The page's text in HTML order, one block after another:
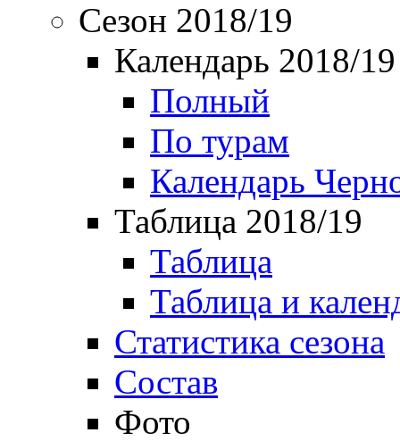
Сезон 2018/19
Календарь 2018/19
Полный
По турам
Календарь
Таблица 2018/19
Таблица
Таблица и
Статистика сезона
Состав
Фото